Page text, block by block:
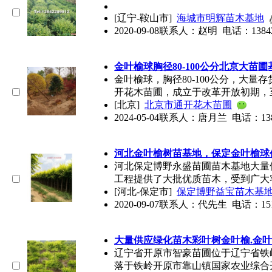
[辽宁-鞍山市] 海城市明辉苗木基地
2020-09-08联系人：赵明 电话：
金叶榆球胸径80-100公分北京大苗
金叶榆球 ，胸径80-100公分，大量
开花木苗圃，成立于改革开放初期，
[北京] 北京市通开花木苗圃
2024-05-04联系人：唐月兰 电话：
河北金叶榆树苗基地，保定金叶榆球
河北保定博野永盛苗圃苗木基地大
工程提供了大批优质苗木，受到广大
[河北-保定市] 保定博野益宝苗木基
2020-09-07联系人：代先生 电话：
大量供应绿化苗木彩叶树金叶榆.金
辽宁省开原市智豪苗圃位于辽宁省
落于铁岭开原市靠山镇国家农业综合